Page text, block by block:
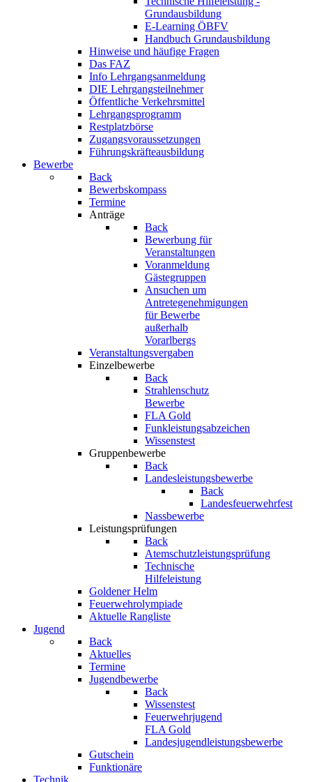
Grundausbildung
E-Learning ÖBFV
Handbuch Grundausbildung
Hinweise und häufige Fragen
Das FAZ
Info Lehrgangsanmeldung
DIE Lehrgangsteilnehmer
Öffentliche Verkehrsmittel
Lehrgangsprogramm
Restplatzbörse
Zugangsvoraussetzungen
Führungskräfteausbildung
Bewerbe
Back
Bewerbskompass
Termine
Anträge
Back
Bewerbung für
Veranstaltungen
Voranmeldung
Gästegruppen
Ansuchen um
Antretegenehmigungen
für Bewerbe
außerhalb
Vorarlbergs
Veranstaltungsvergaben
Einzelbewerbe
Back
Strahlenschutz
Bewerbe
FLA Gold
Funkleistungsabzeichen
Wissenstest
Gruppenbewerbe
Back
Landesleistungsbewerbe
Back
Landesfeuerwehrfest
Nassbewerbe
Leistungsprüfungen
Back
Atemschutzleistungsprüfung
Technische
Hilfeleistung
Goldener Helm
Feuerwehrolympiade
Aktuelle Rangliste
Jugend
Back
Aktuelles
Termine
Jugendbewerbe
Back
Wissenstest
Feuerwehrjugend
FLA Gold
Landesjugendleistungsbewerbe
Gutschein
Funktionäre
Technik